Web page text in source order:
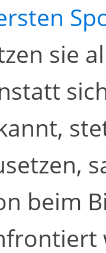
sie
beim